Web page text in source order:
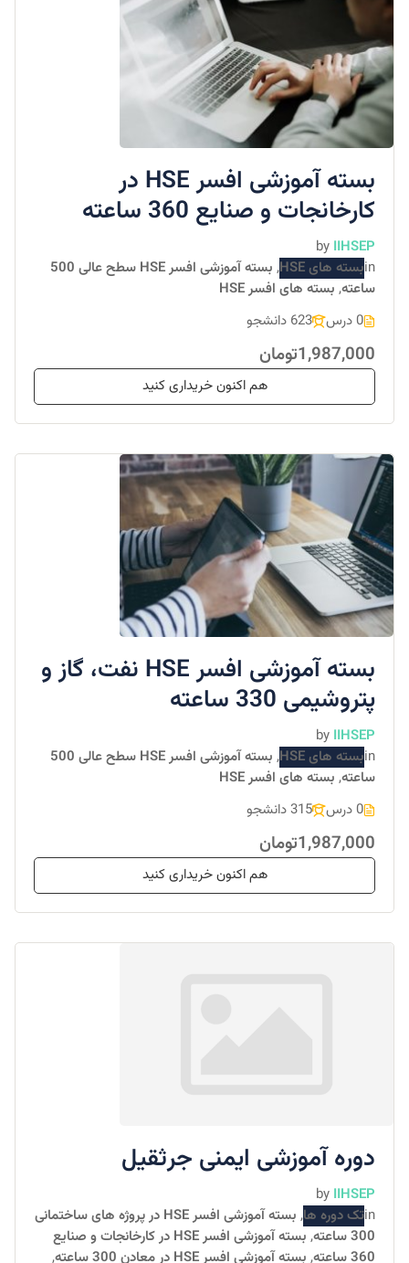
بسته آموزشی افسر HSE در
کارخانجات و صنایع 360 ساعته
by IIHSEP
inبسته های HSE ,
بسته آموزشی افسر HSE سطح عالی 500
ساعته, بسته های افسر HSE
0 درس
623 دانشجو
1,987,000تومان
هم اکنون خریداری کنید
بسته آموزشی افسر HSE نفت، گاز و
پتروشیمی 330 ساعته
by IIHSEP
inبسته های HSE ,
بسته آموزشی افسر HSE سطح عالی 500
ساعته, بسته های افسر HSE
0 درس
315 دانشجو
1,987,000تومان
هم اکنون خریداری کنید
دوره آموزشی ایمنی جرثقیل
by IIHSEP
inتک دوره ها,
بسته آموزشی افسر HSE در پروژه های ساختمانی
300 ساعته
,
بسته آموزشی افسر HSE در کارخانجات و صنایع
360 ساعته
, بسته آموزشی افسر HSE در معادن 300 ساعته ,